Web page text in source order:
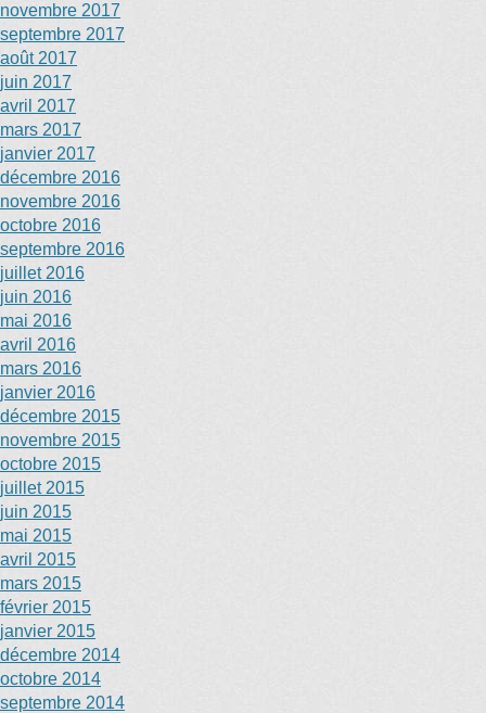
novembre 2017
septembre 2017
août 2017
juin 2017
avril 2017
mars 2017
janvier 2017
décembre 2016
novembre 2016
octobre 2016
septembre 2016
juillet 2016
juin 2016
mai 2016
avril 2016
mars 2016
janvier 2016
décembre 2015
novembre 2015
octobre 2015
juillet 2015
juin 2015
mai 2015
avril 2015
mars 2015
février 2015
janvier 2015
décembre 2014
octobre 2014
septembre 2014